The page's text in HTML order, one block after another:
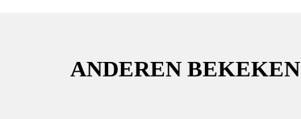
ANDEREN BEKEKEN